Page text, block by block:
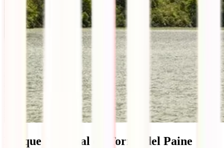
Parque Nacional de Torres del Paine